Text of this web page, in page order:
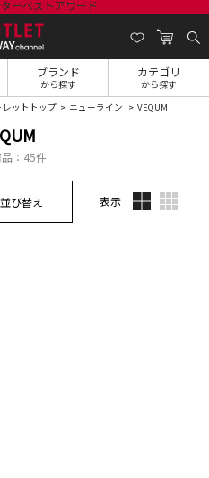
ブランド
から探す
カテゴリ
から探す
レットトップ ニューライン VEQUM
： 45件
並び替え 表示